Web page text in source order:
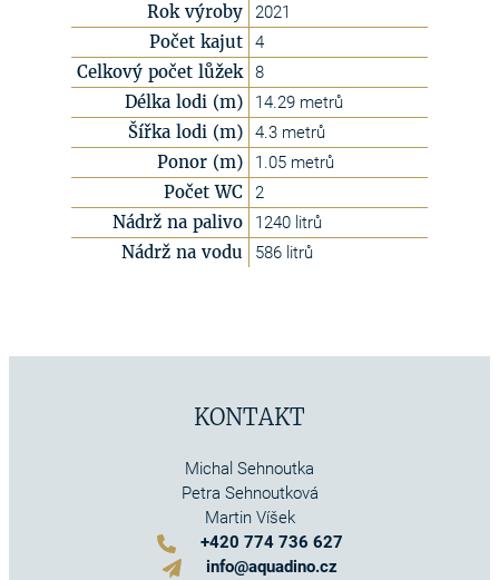
Rok výroby 2021
Počet kajut 4
Celkový počet lůžek 8
Délka lodi (m) 14.29 metrů
Šířka lodi (m) 4.3 metrů
Ponor (m) 1.05 metrů
Počet WC 2
Nádrž na palivo 1240 litrů
Nádrž na vodu 586 litrů
KONTAKT
Michal Sehnoutka
Petra Sehnoutková
Martin Víšek
+420 774 736 627
info@aquadino.cz